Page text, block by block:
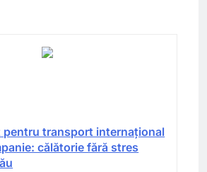
pentru transport internațional
călătorie fără stres